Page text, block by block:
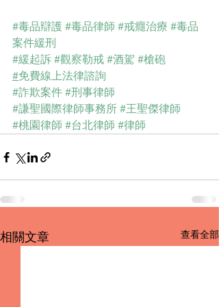
#毒品辯護 #毒品律師 #戒癮治療 #毒品
案件緩刑
#緩起訴 #觀察勒戒 #酒駕 #槍砲
#免費線上法律諮詢
#詐欺案件 #刑事律師
#謙聖國際律師事務所 #王聖傑律師
#桃園律師 #台北律師 #律師
相關文章 查看全部